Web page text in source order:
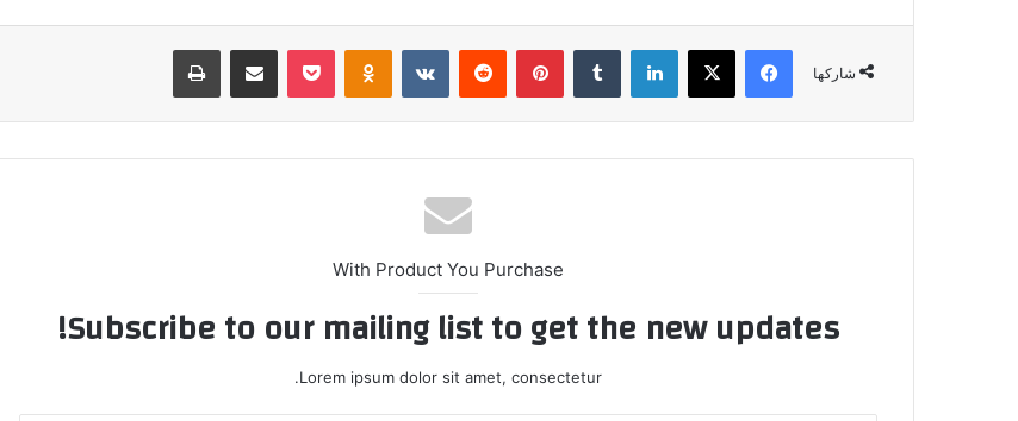
شاركها
فيسبوك X لينكدإن بينتيريست Odnoklassniki
بوكيت مشاركة عبر البريد طباعة
With Product You Purchase
Subscribe to our mailing list to get the new updates!
Lorem ipsum dolor sit amet, consectetur.